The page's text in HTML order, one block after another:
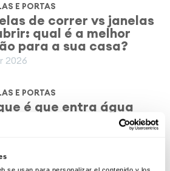
E PORTAS
de correr vs janelas
qual é a melhor
para a sua casa?
2026
E PORTAS
é que entra água
janela quando chove?